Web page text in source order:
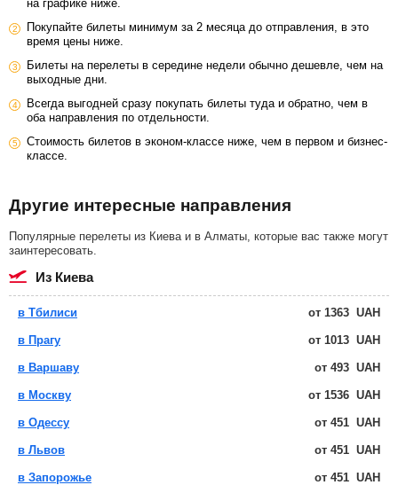
на графике ниже.
Покупайте билеты минимум за 2 месяца до отправления, в это
время цены ниже.
Билеты на перелеты в середине недели обычно дешевле, чем на
выходные дни.
Всегда выгодней сразу покупать билеты туда и обратно, чем в
оба направления по отдельности.
Стоимость билетов в эконом-классе ниже, чем в первом и бизнес-
классе.
Другие интересные направления
Популярные перелеты из Киева и в Алматы, которые вас также могут
заинтересовать.
из Киева
в Тбилиси от 1363 UAH
в Прагу от 1013 UAH
в Варшаву от 493 UAH
в Москву от 1536 UAH
в Одессу от 451 UAH
в Львов от 451 UAH
в Запорожье от 451 UAH